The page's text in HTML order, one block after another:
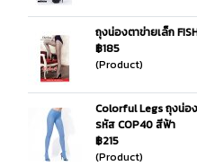
ถุงน่องตาข่ายเล็ก
฿185
(Product)
Colorful Legs ถุงน่อ
รหัส COP40 สีฟ้า
฿215
(Product)